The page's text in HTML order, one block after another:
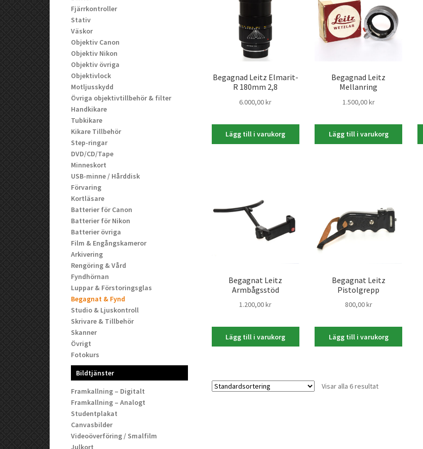
Begagnad Leitz Elmarit-
R 180mm 2,8
6.000,00kr
Lägg till i varukorg
Begagnad Leitz
Mellanring
1.500,00kr
Lägg till i varukorg
Begagnat Leitz
Armbågsstöd
1.200,00kr
Lägg till i varukorg
Begagnat Leitz
Pistolgrepp
800,00kr
Lägg till i varukorg
Visar alla 6 resultat
Fjärrkontroller
Stativ
Väskor
Objektiv Canon
Objektiv Nikon
Objektiv övriga
Objektivlock
Motljusskydd
Övriga objektivtillbehör & filter
Handkikare
Tubkikare
Kikare Tillbehör
Step-ringar
DVD/CD/Tape
Minneskort
USB-minne / Hårddisk
Förvaring
Kortläsare
Batterier för Canon
Batterier för Nikon
Batterier övriga
Film & Engångskameror
Arkivering
Rengöring & Vård
Fyndhörnan
Luppar & Förstoringsglas
Begagnat & Fynd
Studio & Ljuskontroll
Skrivare & Tillbehör
Skanner
Övrigt
Fotokurs
Bildtjänster
Framkallning – Digitalt
Framkallning – Analogt
Studentplakat
Canvasbilder
Videoöverföring / Smalfilm
Julkort